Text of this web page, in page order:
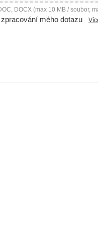
DOCX (max 10 MB / soubor,
mého dotazu